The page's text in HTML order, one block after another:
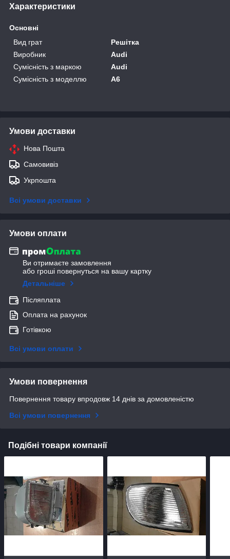
Характеристики
Основні
Вид грат
Решітка
Виробник
Audi
Сумісність з маркою
Audi
Сумісність з моделлю
A6
Умови доставки
Нова Пошта
Самовивіз
Укрпошта
Всі умови доставки
Умови оплати
Ви отримаєте замовлення
або гроші повернуться на вашу картку
Детальніше
Післяплата
Оплата на рахунок
Готівкою
Всі умови оплати
Умови повернення
Повернення товару впродовж 14 днів за домовленістю
Всі умови повернення
Подібні товари компанії